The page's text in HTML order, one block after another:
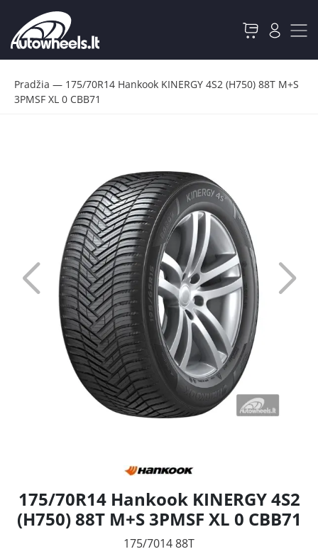
Pradžia — 175/70R14 Hankook KINERGY 4S2 (H750) 88T M+S
3PMSF XL 0 CBB71
175/70R14 Hankook KINERGY 4S2
(H750) 88T M+S 3PMSF XL 0 CBB71
175/7014 88T